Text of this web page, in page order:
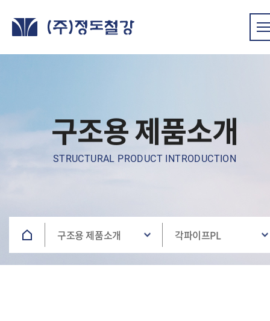
구조용 제품소개
STRUCTURAL PRODUCT INTRODUCTION
구조용 제품소개 각파이프PL